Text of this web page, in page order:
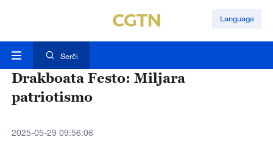
Language
Serĉi
Drakboata Festo: Miljara
patriotismo
2025-05-29 09:56:06